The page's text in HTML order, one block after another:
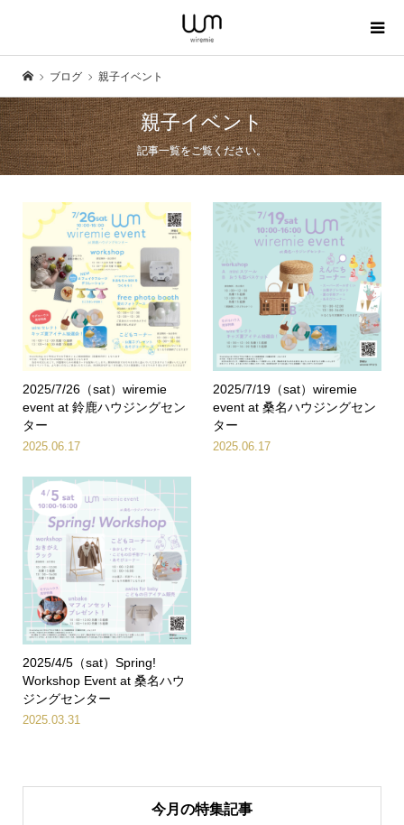
ブログ 親子イベント
親子イベント
記事一覧をご覧ください。
2025/7/26（sat）wiremie
event at 鈴鹿ハウジングセン
ター
2025.06.17
2025/7/19（sat）wiremie
event at 桑名ハウジングセン
ター
2025.06.17
2025/4/5（sat）Spring!
Workshop Event at 桑名ハウ
ジングセンター
2025.03.31
今月の特集記事